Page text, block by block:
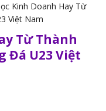
Kinh Doanh Hay Từ
Việt Nam
Từ Thành
Đá U23 Việt